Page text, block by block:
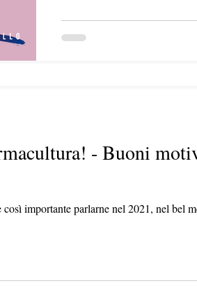
- Buoni
importante parlarne nel 2021, nel bel